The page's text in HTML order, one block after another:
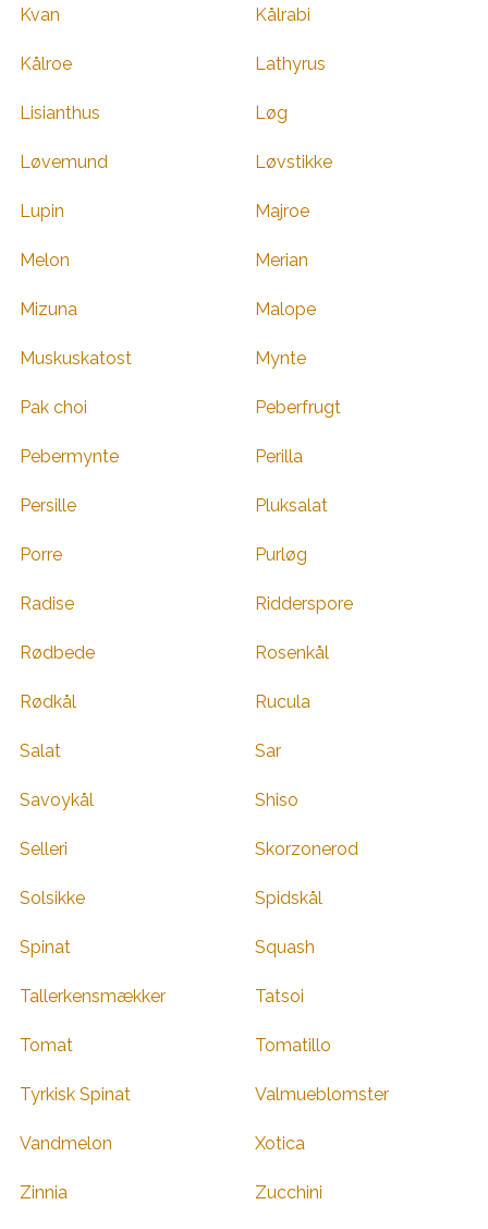
Kvan Kålrabi
Kålroe Lathyrus
Lisianthus Løg
Løvemund Løvstikke
Lupin Majroe
Melon Merian
Mizuna Malope
Muskuskatost Mynte
Pak choi Peberfrugt
Pebermynte Perilla
Persille Pluksalat
Porre Purløg
Radise Ridderspore
Rødbede Rosenkål
Rødkål Rucula
Salat Sar
Savoykål Shiso
Selleri Skorzonerod
Solsikke Spidskål
Spinat Squash
Tallerkensmækker Tatsoi
Tomat Tomatillo
Tyrkisk Spinat Valmueblomster
Vandmelon Xotica
Zinnia Zucchini